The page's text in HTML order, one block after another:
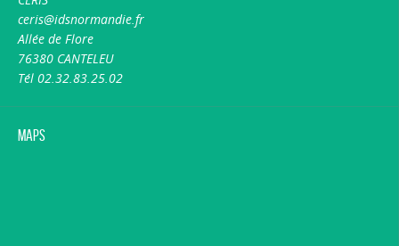
ceris@idsnormandie.fr
Allée de Flore
76380 CANTELEU
Tél 02.32.83.25.02
Maps